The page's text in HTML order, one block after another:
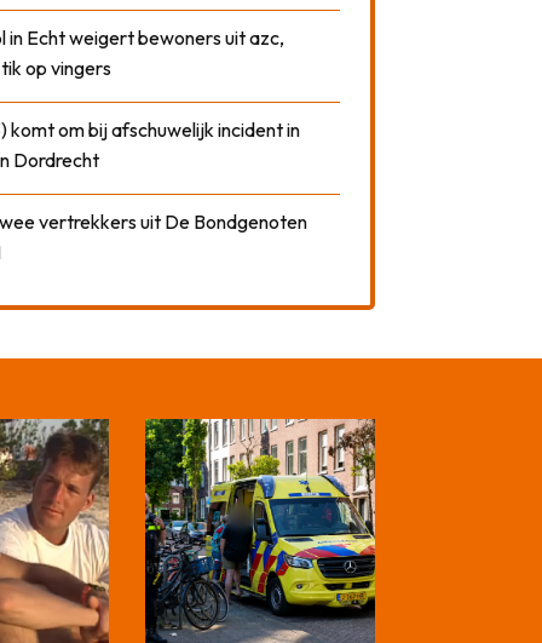
in Echt weigert bewoners uit azc,
op vingers
komt om bij afschuwelijk incident in
Dordrecht
vertrekkers uit De Bondgenoten